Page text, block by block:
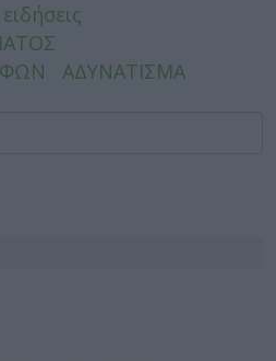
ΑΔΥΝΑΤΙΣΜΑ